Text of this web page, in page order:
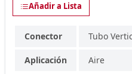
Añadir a Lista
Conector Tubo
Aplicación Aire